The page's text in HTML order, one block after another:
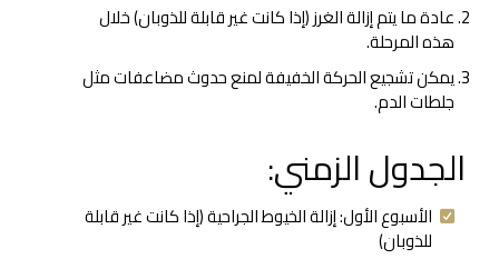
عادة ما يتم إزالة الغرز (إذا كانت غير قابلة للذوبان) خلال
هذه المرحلة.
يمكن تشجيع الحركة الخفيفة لمنع حدوث مضاعفات مثل
جلطات الدم.
الجدول الزمني:
الأسبوع الأول: إزالة الخيوط الجراحية (إذا كانت غير قابلة
للذوبان)